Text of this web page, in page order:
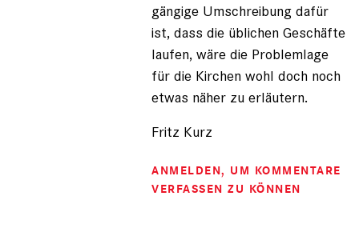
gängige Umschreibung dafür
ist, dass die üblichen Geschäfte
laufen, wäre die Problemlage
für die Kirchen wohl doch noch
etwas näher zu erläutern.
Fritz Kurz
ANMELDEN, UM KOMMENTARE
VERFASSEN ZU KÖNNEN